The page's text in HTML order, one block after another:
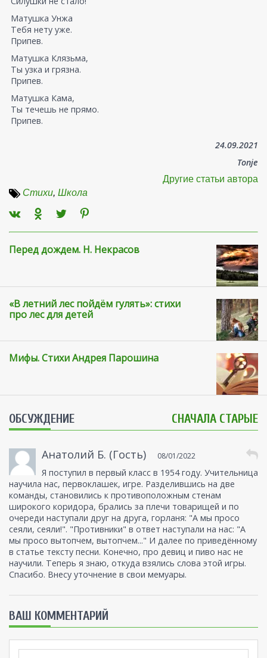
Матушка Унжа
Тебя нету уже.
Припев.
Матушка Клязьма,
Ты узка и грязна.
Припев.
Матушка Кама,
Ты течешь не прямо.
Припев.
24.09.2021
Tonje
Другие статьи автора
Стихи, Школа
Перед дождем. Н. Некрасов
«В летний лес пойдём гулять»: стихи
про лес для детей
Мифы. Стихи Андрея Парошина
ОБСУЖДЕНИЕ СНАЧАЛА СТАРЫЕ
Анатолий Б. (Гость) 08/01/2022
Я поступил в первый класс в 1954 году. Учительница
научила нас, первоклашек, игре. Разделившись на две
команды, становились к противоположным стенам
широкого коридора, брались за плечи товарищей и по
очереди наступали друг на друга, горланя: "А мы просо
сеяли, сеяли!". "Противники" в ответ наступали на нас: "А
мы просо вытопчем, вытопчем..." И далее по приведённому
в статье тексту песни. Конечно, про девиц и пиво нас не
научили. Теперь я знаю, откуда взялись слова этой игры.
Спасибо. Внесу уточнение в свои мемуары.
ВАШ КОММЕНТАРИЙ